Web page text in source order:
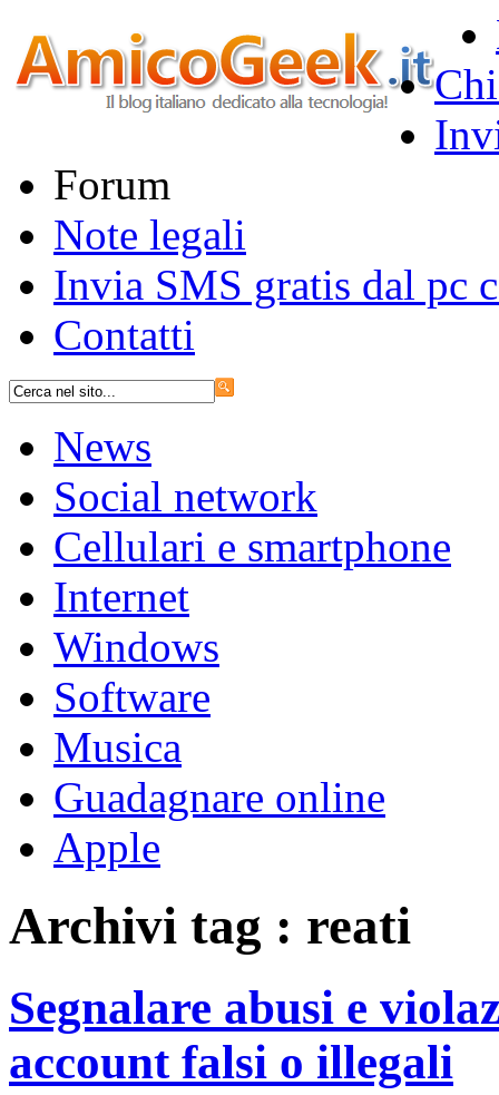
Forum
Note legali
Invia SMS gratis dal pc
Contatti
News
Social network
Cellulari e smartphone
Internet
Windows
Software
Musica
Guadagnare online
Apple
Archivi tag : reati
Segnalare abusi e
account falsi o illegali